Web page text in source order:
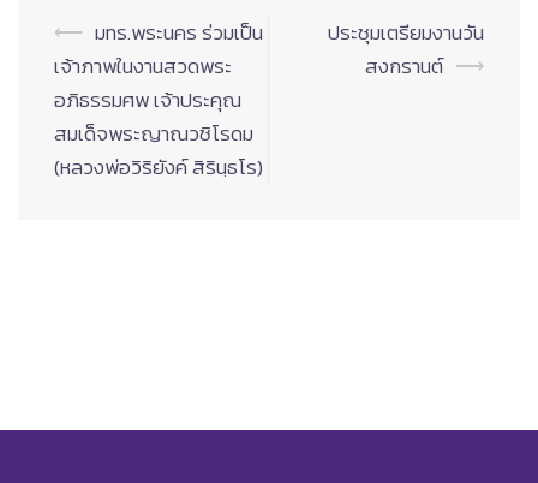
Post
navigation
⟵ มทร.พระนคร ร่วมเป็น
เจ้าภาพในงานสวดพระ
อภิธรรมศพ เจ้าประคุณ
สมเด็จพระญาณวชิโรดม
(หลวงพ่อวิริยังค์ สิรินฺธโร)
ประชุมเตรียมงานวัน
สงกรานต์ ⟶